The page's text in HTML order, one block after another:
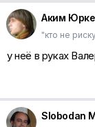
Аким
"кто не
у неё в руках
Slobodan